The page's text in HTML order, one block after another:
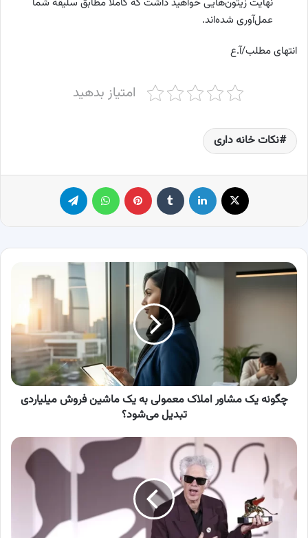
نهایت زیتون‌هایی خواهید داشت که کاملاً مطابق سلیقه شما
عمل‌آوری شده‌اند.
انتهای مطلب/آ.ع
امتیاز بدهید
نکات خانه داری
لینکدین ‫تامبلر پینترست
چگونه
مشاور
ماشین
فروش
میلیاردی
چگونه یک مشاور املاک معمولی به یک ماشین فروش میلیاردی
تبدیل می‌شود؟
فهرست
جشنواره
فیلم